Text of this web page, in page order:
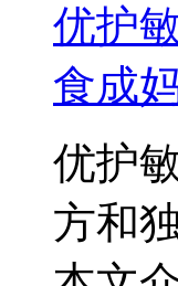
优护
食成
优护
方和